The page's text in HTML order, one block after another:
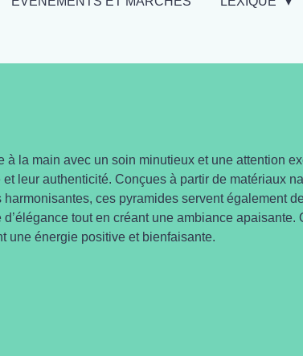
la main avec un soin minutieux et une attention
leur authenticité. Conçues à partir de matériaux
ces pyramides servent également
tout en créant une ambiance
une énergie positive et bienfaisante.